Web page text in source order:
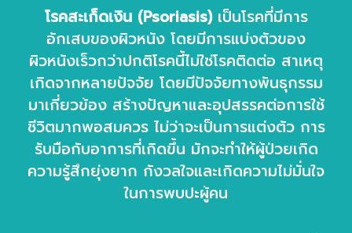
โรคสะเก็ดเงิน (Psoriasis) เป็นโรคที่มีการ
อักเสบของผิวหนัง โดยมีการแบ่งตัวของ
ผิวหนังเร็วกว่าปกติโรคนี้ไม่ใช่โรคติดต่อ สาเหตุ
เกิดจากหลายปัจจัย โดยมีปัจจัยทางพันธุกรรม
มาเกี่ยวข้อง สร้างปัญหาและอุปสรรคต่อการใช้
ชีวิตมากพอสมควร ไม่ว่าจะเป็นการแต่งตัว การ
รับมือกับอาการที่เกิดขึ้น มักจะทำให้ผู้ป่วยเกิด
ความรู้สึกยุ่งยาก กังวลใจและเกิดความไม่มั่นใจ
ในการพบปะผู้คน